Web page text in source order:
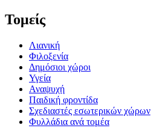
Τομείς
Λιανική
Φιλοξενία
Δημόσιοι χώροι
Υγεία
Αναψυχή
Παιδική φροντίδα
Σχεδιαστές εσωτερικών χώρων
Φυλλάδια ανά τομέα